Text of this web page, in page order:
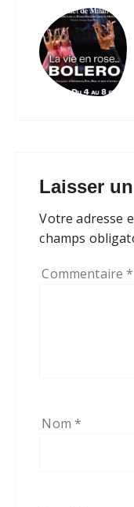
Laisser
Votre adresse
champs
Commentaire*
Nom*